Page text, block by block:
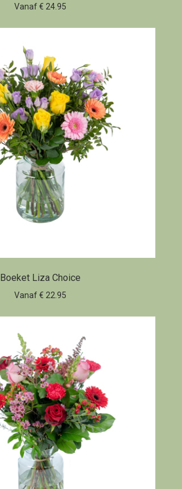
Vanaf € 24.95
Boeket Liza Choice
Vanaf € 22.95